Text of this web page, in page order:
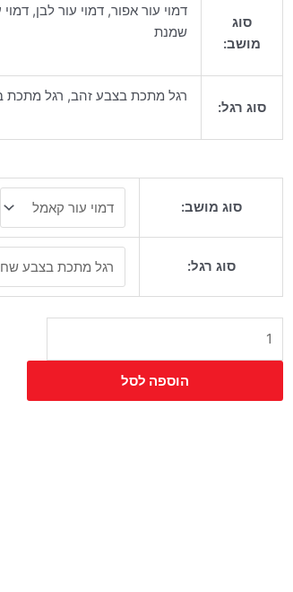
סוג
מושב:
דמוי עור אפור, דמוי עור לבן,
שמנת
סוג רגל:
רגל מתכת בצבע זהב, רגל מתכת
סוג מושב:
סוג רגל:
רגל
פרמידה
הוספה לסל